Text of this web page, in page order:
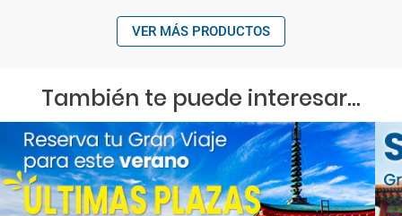
VER MÁS PRODUCTOS
También te puede interesar...